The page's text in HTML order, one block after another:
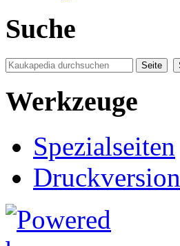
Suche
Werkzeuge
Spezialseiten
Druckversion